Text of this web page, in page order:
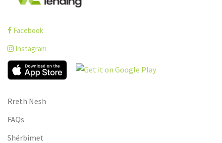
Facebook
Instagram
Rreth Nesh
FAQs
Shërbimet